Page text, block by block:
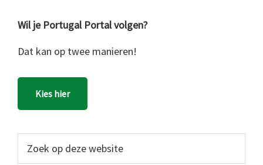
Wil je Portugal Portal volgen?
Dat kan op twee manieren!
Kies hier